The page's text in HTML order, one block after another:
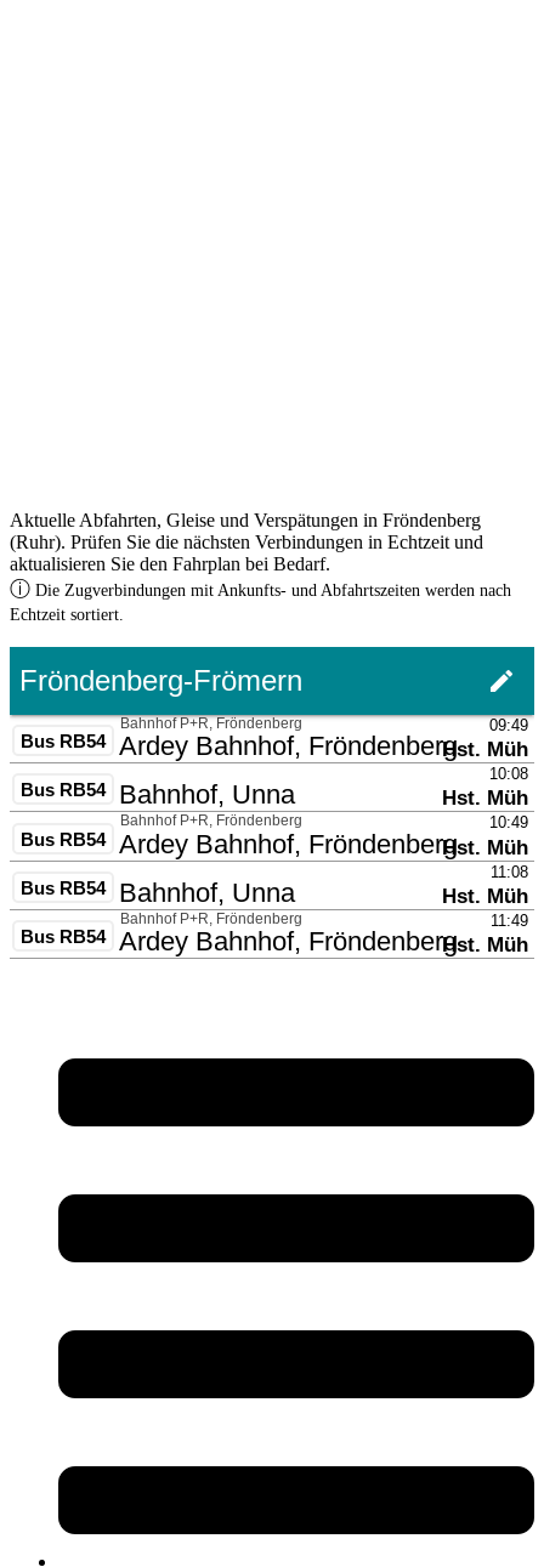
Aktuelle Abfahrten, Gleise und Verspätungen in Fröndenberg
(Ruhr). Prüfen Sie die nächsten Verbindungen in Echtzeit und
aktualisieren Sie den Fahrplan bei Bedarf.
ⓘ Die Zugverbindungen mit Ankunfts- und Abfahrtszeiten werden nach
Echtzeit sortiert.